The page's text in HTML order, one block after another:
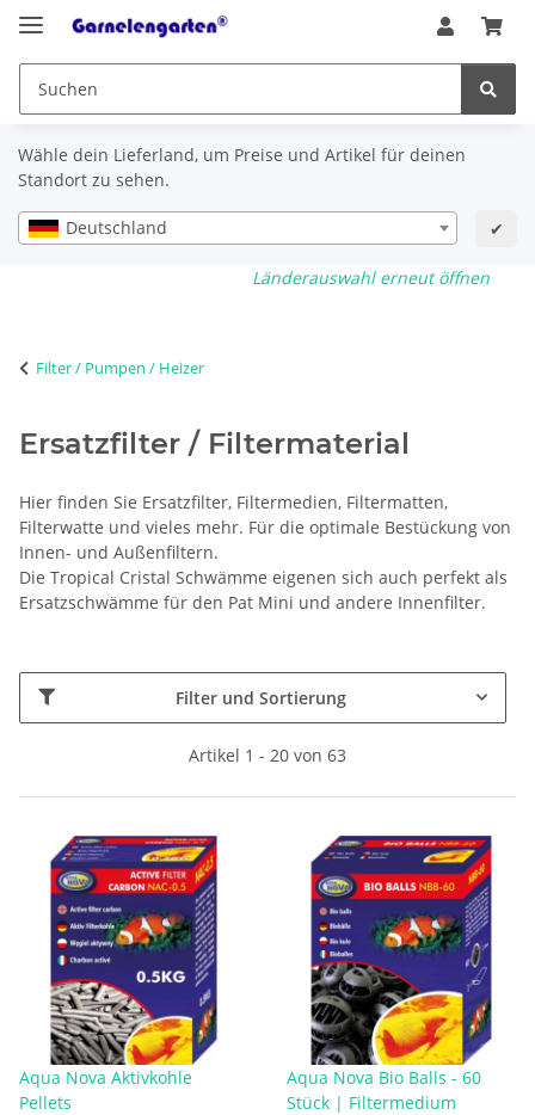
Wähle dein Lieferland, um Preise und Artikel für deinen
Standort zu sehen.
Deutschland ✔
Länderauswahl erneut öffnen
Filter / Pumpen / Heizer
Ersatzfilter / Filtermaterial
Hier finden Sie Ersatzfilter, Filtermedien, Filtermatten,
Filterwatte und vieles mehr. Für die optimale Bestückung von
Innen- und Außenfiltern.
Die Tropical Cristal Schwämme eigenen sich auch perfekt als
Ersatzschwämme für den Pat Mini und andere Innenfilter.
Filter und Sortierung
Artikel 1 - 20 von 63
Aqua Nova Aktivkohle
Pellets
Aqua Nova Bio Balls - 60
Stück | Filtermedium